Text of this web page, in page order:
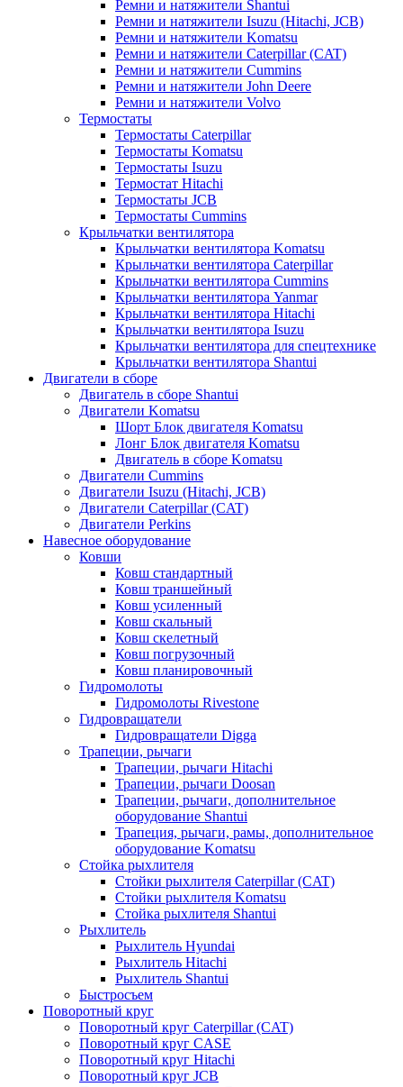
Ремни и натяжители Shantui
Ремни и натяжители Isuzu (Hitachi, JCB)
Ремни и натяжители Komatsu
Ремни и натяжители Caterpillar (CAT)
Ремни и натяжители Cummins
Ремни и натяжители John Deere
Ремни и натяжители Volvo
Термостаты
Термостаты Caterpillar
Термостаты Komatsu
Термостаты Isuzu
Термостат Hitachi
Термостаты JCB
Термостаты Cummins
Крыльчатки вентилятора
Крыльчатки вентилятора Komatsu
Крыльчатки вентилятора Caterpillar
Крыльчатки вентилятора Cummins
Крыльчатки вентилятора Yanmar
Крыльчатки вентилятора Hitachi
Крыльчатки вентилятора Isuzu
Крыльчатки вентилятора для спецтехнике
Крыльчатки вентилятора Shantui
Двигатели в сборе
Двигатель в сборе Shantui
Двигатели Komatsu
Шорт Блок двигателя Komatsu
Лонг Блок двигателя Komatsu
Двигатель в сборе Komatsu
Двигатели Cummins
Двигатели Isuzu (Hitachi, JCB)
Двигатели Caterpillar (CAT)
Двигатели Perkins
Навесное оборудование
Ковши
Ковш стандартный
Ковш траншейный
Ковш усиленный
Ковш скальный
Ковш скелетный
Ковш погрузочный
Ковш планировочный
Гидромолоты
Гидромолоты Rivestone
Гидровращатели
Гидровращатели Digga
Трапеции, рычаги
Трапеции, рычаги Hitachi
Трапеции, рычаги Doosan
Трапеции, рычаги, дополнительное
оборудование Shantui
Трапеция, рычаги, рамы, дополнительное
оборудование Komatsu
Стойка рыхлителя
Стойки рыхлителя Caterpillar (CAT)
Стойки рыхлителя Komatsu
Стойка рыхлителя Shantui
Рыхлитель
Рыхлитель Hyundai
Рыхлитель Hitachi
Рыхлитель Shantui
Быстросъем
Поворотный круг
Поворотный круг Caterpillar (CAT)
Поворотный круг CASE
Поворотный круг Hitachi
Поворотный круг JCB